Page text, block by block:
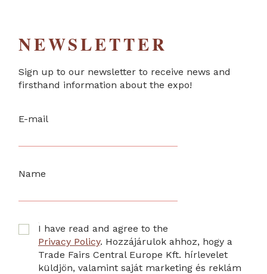
NEWSLETTER
Sign up to our newsletter to receive news and
firsthand information about the expo!
E-mail
Name
I have read and agree to the
Privacy Policy. Hozzájárulok ahhoz, hogy a
Trade Fairs Central Europe Kft. hírlevelet
küldjön, valamint saját marketing és reklám